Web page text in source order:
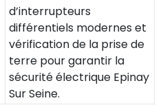
d’interrupteurs
différentiels modernes et
vérification de la prise de
terre pour garantir la
sécurité électrique Epinay
Sur Seine.